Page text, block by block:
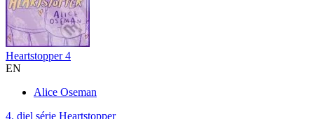
Heartstopper 4
EN
Alice Oseman
4. diel série Heartstopper